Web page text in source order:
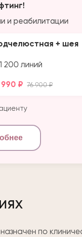
и реабилитации
+ шея
1 200 линий
990 ₽ 76 900 ₽
по